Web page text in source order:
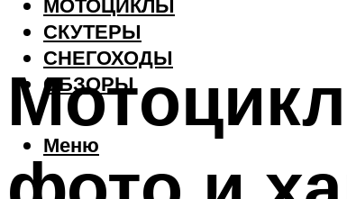
МОТОЦИКЛЫ
СКУТЕРЫ
СНЕГОХОДЫ
ОБЗОРЫ
Меню